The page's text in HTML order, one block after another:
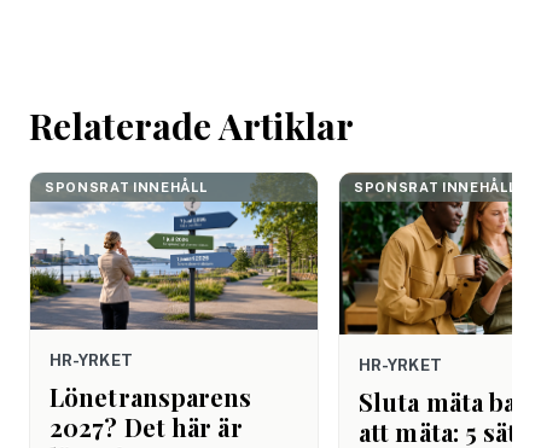
Relaterade Artiklar
SPONSRAT INNEHÅLL
HR-YRKET
Lönetransparens
2027? Det här är
SPONSRAT INNEHÅLL
HR-YRKET
Sluta mäta
att mäta: 5 sätt